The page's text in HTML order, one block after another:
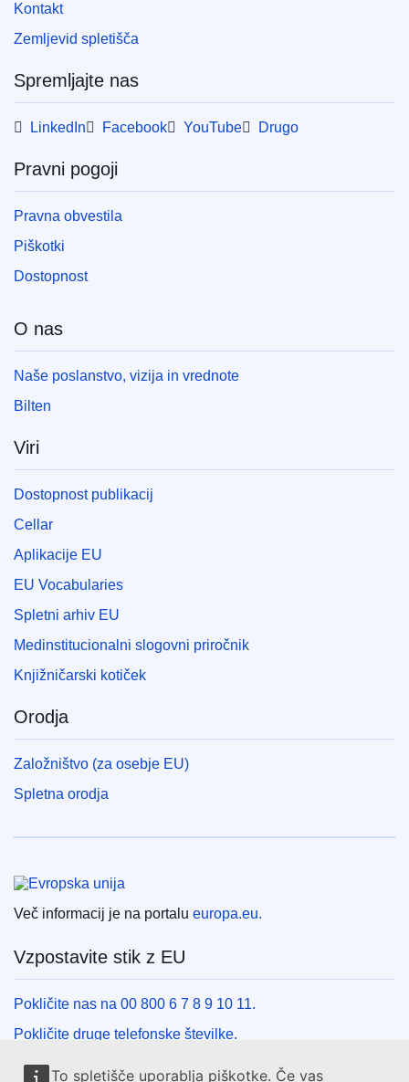
To spletišče uporablja piškotke. Če vas
Kontakt
Zemljevid spletišča
Spremljajte nas
LinkedIn Facebook YouTube Drugo
Pravni pogoji
Pravna obvestila
Piškotki
Dostopnost
O nas
Naše poslanstvo, vizija in vrednote
Bilten
Viri
Dostopnost publikacij
Cellar
Aplikacije EU
EU Vocabularies
Spletni arhiv EU
Medinstitucionalni slogovni priročnik
Knjižničarski kotiček
Orodja
Založništvo (za osebje EU)
Spletna orodja
Evropska unija
Več informacij je na portalu europa.eu.
Vzpostavite stik z EU
Pokličite nas na 00 800 6 7 8 9 10 11.
Pokličite druge telefonske številke.
Pišite nam s kontaktnim obrazcem.